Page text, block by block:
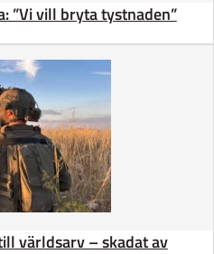
”Vi vill bryta tystnaden”
världsarv – skadat av